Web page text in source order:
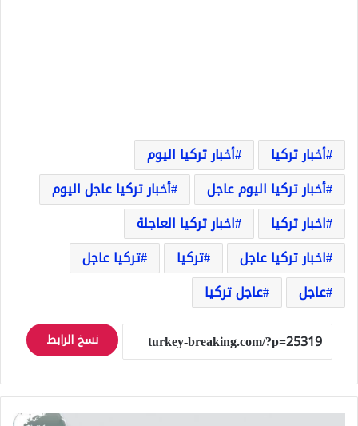
أخبار تركيا
أخبار تركيا اليوم
أخبار تركيا اليوم عاجل
أخبار تركيا عاجل اليوم
اخبار تركيا
اخبار تركيا العاجلة
اخبار تركيا عاجل
تركيا
تركيا عاجل
عاجل
عاجل تركيا
نسخ الرابط